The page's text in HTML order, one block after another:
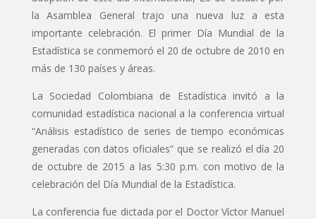
la Asamblea General trajo una nueva luz a esta
importante celebración. El primer Día Mundial de la
Estadística se conmemoró el 20 de octubre de 2010 en
más de 130 países y áreas.
La Sociedad Colombiana de Estadística invitó a la
comunidad estadística nacional a la conferencia virtual
“Análisis estadístico de series de tiempo económicas
generadas con datos oficiales” que se realizó el día 20
de octubre de 2015 a las 5:30 p.m. con motivo de la
celebración del Día Mundial de la Estadística.
La conferencia fue dictada por el Doctor Víctor Manuel